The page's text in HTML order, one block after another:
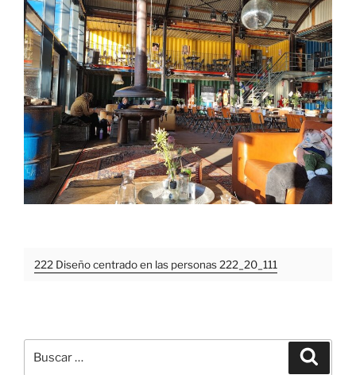
222 Diseño centrado en las personas 222_20_111
por: